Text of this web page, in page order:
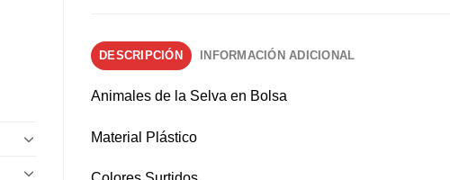
DESCRIPCIÓN INFORMACIÓN ADICIONAL
Animales de la Selva en Bolsa
Material Plástico